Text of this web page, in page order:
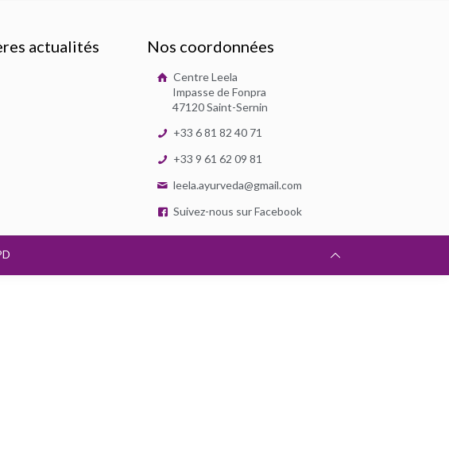
actualités Nos coordonnées
Centre Leela
Impasse de Fonpra
47120 Saint-Sernin
+33 6 81 82 40 71
+33 9 61 62 09 81
leela.ayurveda@gmail.com
Suivez-nous sur Facebook